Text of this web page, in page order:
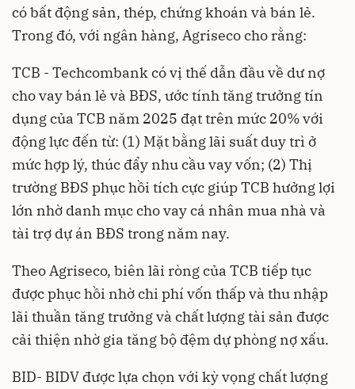
có bất động sản, thép, chứng khoán và bán lẻ.
Trong đó, với ngân hàng, Agriseco cho rằng:
TCB - Techcombank có vị thế dẫn đầu về dư nợ
cho vay bán lẻ và BĐS, ước tính tăng trưởng tín
dụng của TCB năm 2025 đạt trên mức 20% với
động lực đến từ: (1) Mặt bằng lãi suất duy trì ở
mức hợp lý, thúc đẩy nhu cầu vay vốn; (2) Thị
trường BĐS phục hồi tích cực giúp TCB hưởng lợi
lớn nhờ danh mục cho vay cá nhân mua nhà và
tài trợ dự án BĐS trong năm nay.
Theo Agriseco, biên lãi ròng của TCB tiếp tục
được phục hồi nhờ chi phí vốn thấp và thu nhập
lãi thuần tăng trưởng và chất lượng tài sản được
cải thiện nhờ gia tăng bộ đệm dự phòng nợ xấu.
BID- BIDV được lựa chọn với kỳ vọng chất lượng